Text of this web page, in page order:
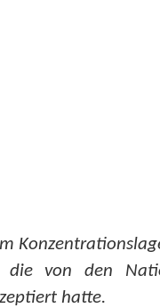
von den
hatte.